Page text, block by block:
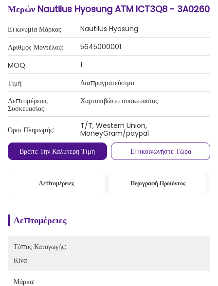
Μερών Nautilus Hyosung ATM ICT3Q8 - 3A0260
Επωνυμία Μάρκας:
Nautilus Hyosung
Αριθμός Μοντέλου:
5645000001
MOQ:
1
Τιμή:
Διαπραγματεύσιμα
Λεπτομέρειες
Συσκευασίας:
Χαρτοκιβώτιο συσκευασίας
Όροι Πληρωμής:
T/T, Western Union,
MoneyGram/paypal
Βρείτε Την Καλύτερη Τιμή
Επικοινωνήστε Τώρα
Λεπτομέρειες Περιγραφή Προϊόντος
Λεπτομέρειες
Τόπος Καταγωγής:
Κίνα
Μάρκα: